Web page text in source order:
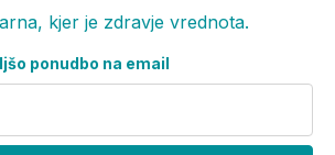
kjer je zdravje vrednota.
ponudbo na email